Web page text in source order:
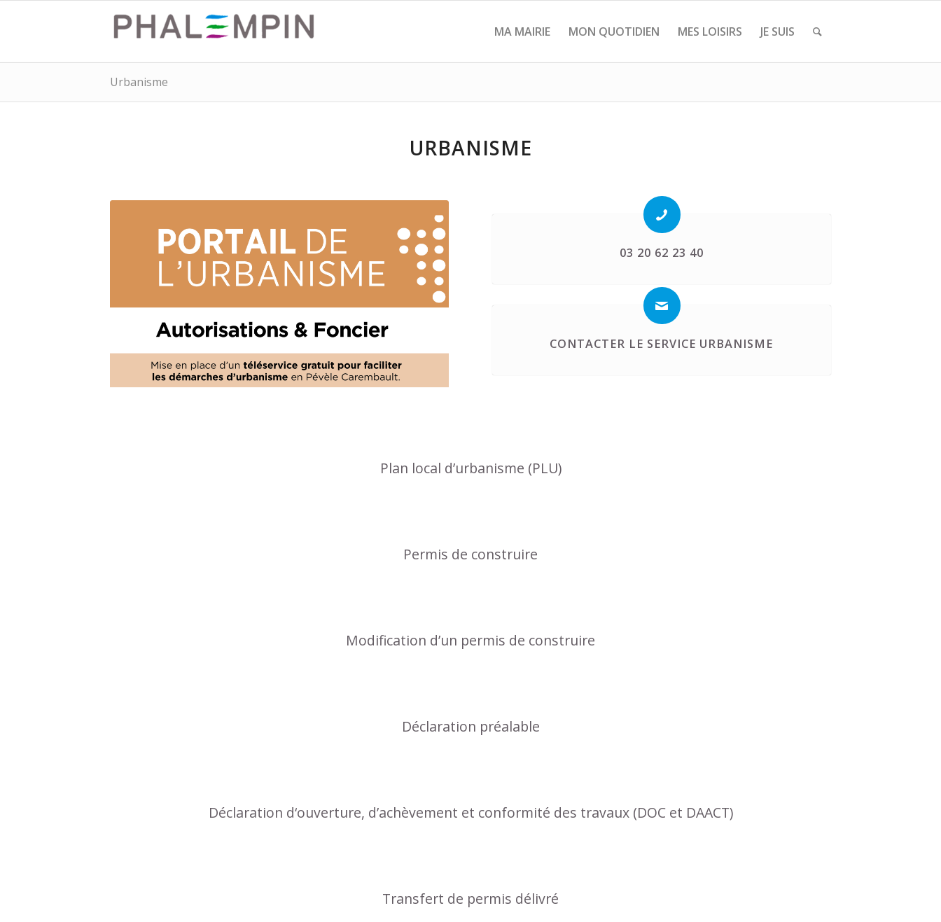
MA MAIRIE MON QUOTIDIEN MES LOISIRS JE SUIS
Urbanisme
URBANISME
03 20 62 23 40
CONTACTER LE SERVICE URBANISME
Plan local d’urbanisme (PLU)
Permis de construire
Modification d’un permis de construire
Déclaration préalable
Déclaration d‘ouverture, d’achèvement et conformité des travaux (DOC et DAACT)
Transfert de permis délivré